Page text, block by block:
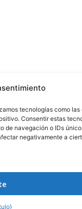
tecnologías como
Consentir estas
de navegación o IDs
negativamente a